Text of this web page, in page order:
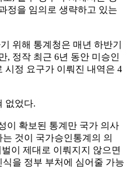
정을 임의로 생략하고 있는
위해 통계청은 매년 하반기
, 정작 최근 6년 동안 미승인
시정 요구가 이뤄진 내역은 4
없었다.
이 확보된 통계만 국가 의사
것이 국가승인통계의 의
이 제대로 이뤄지지 않으면
을 정부 부처에 심어줄 가능